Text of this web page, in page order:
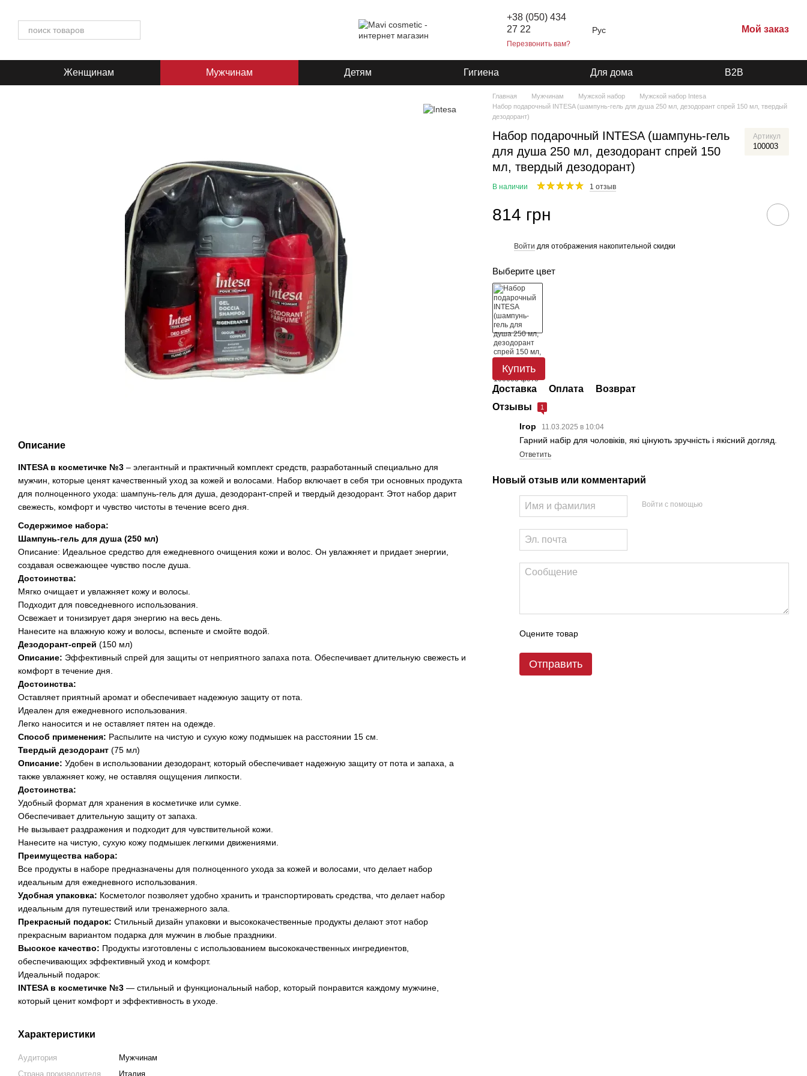
+38 (050) 434
27 22
Перезвонить вам?
Рус Мой заказ
Женщинам Мужчинам Детям Гигиена Для дома B2B
Описание
INTESA в косметичке №3 – элегантный и практичный комплект средств, разработанный специально для
мужчин, которые ценят качественный уход за кожей и волосами. Набор включает в себя три основных продукта
для полноценного ухода: шампунь-гель для душа, дезодорант-спрей и твердый дезодорант. Этот набор дарит
свежесть, комфорт и чувство чистоты в течение всего дня.
Содержимое набора:
Шампунь-гель для душа (250 мл)
Описание: Идеальное средство для ежедневного очищения кожи и волос. Он увлажняет и придает энергии,
создавая освежающее чувство после душа.
Достоинства:
Мягко очищает и увлажняет кожу и волосы.
Подходит для повседневного использования.
Освежает и тонизирует даря энергию на весь день.
Нанесите на влажную кожу и волосы, вспеньте и смойте водой.
Дезодорант-спрей (150 мл)
Описание: Эффективный спрей для защиты от неприятного запаха пота. Обеспечивает длительную свежесть и
комфорт в течение дня.
Достоинства:
Оставляет приятный аромат и обеспечивает надежную защиту от пота.
Идеален для ежедневного использования.
Легко наносится и не оставляет пятен на одежде.
Способ применения: Распылите на чистую и сухую кожу подмышек на расстоянии 15 см.
Твердый дезодорант (75 мл)
Описание: Удобен в использовании дезодорант, который обеспечивает надежную защиту от пота и запаха, а
также увлажняет кожу, не оставляя ощущения липкости.
Достоинства:
Удобный формат для хранения в косметичке или сумке.
Обеспечивает длительную защиту от запаха.
Не вызывает раздражения и подходит для чувствительной кожи.
Нанесите на чистую, сухую кожу подмышек легкими движениями.
Преимущества набора:
Все продукты в наборе предназначены для полноценного ухода за кожей и волосами, что делает набор
идеальным для ежедневного использования.
Удобная упаковка: Косметолог позволяет удобно хранить и транспортировать средства, что делает набор
идеальным для путешествий или тренажерного зала.
Прекрасный подарок: Стильный дизайн упаковки и высококачественные продукты делают этот набор
прекрасным вариантом подарка для мужчин в любые праздники.
Высокое качество: Продукты изготовлены с использованием высококачественных ингредиентов,
обеспечивающих эффективный уход и комфорт.
Идеальный подарок:
INTESA в косметичке №3 — стильный и функциональный набор, который понравится каждому мужчине,
который ценит комфорт и эффективность в уходе.
Характеристики
Аудитория
Мужчинам
Страна производителя
Италия
Главная Мужчинам Мужской набор
Мужской набор Intesa
Набор подарочный INTESA (шампунь-гель для душа 250 мл, дезодорант спрей 150 мл, твердый
дезодорант)
Набор подарочный INTESA (шампунь-гель
для душа 250 мл, дезодорант спрей 150
мл, твердый дезодорант)
Артикул
100003
В наличии 1 отзыв
814 грн
Войти для отображения накопительной скидки
Выберите цвет
Купить
Доставка Оплата
Возврат
Отзывы
1
Ігор 11.03.2025 в 10:04
Гарний набір для чоловіків, які цінують зручність і якісний догляд.
Ответить
Новый отзыв или комментарий
Войти с помощью
Оцените товар
Отправить